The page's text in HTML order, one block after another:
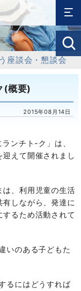
座談会・懇談会
(概要)
2015年08月14日
ンチト-ク」は、
えて開催されまし
、利用児童の生活
しながら、発達に
るため活動されて
いのある子どもた
るにはどうすれば